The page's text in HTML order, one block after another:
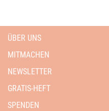
ÜBER UNS
MITMACHEN
NEWSLETTER
GRATIS-HEFT
SPENDEN